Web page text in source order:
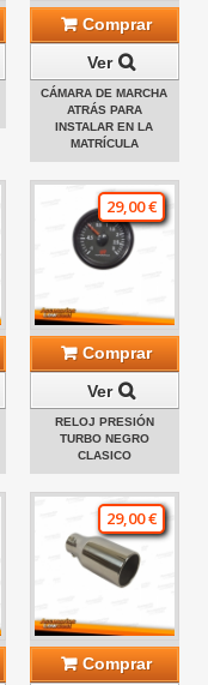
Comprar
Ver
CÁMARA DE MARCHA
ATRÁS PARA
INSTALAR EN LA
MATRÍCULA
29,00 €
Comprar
Ver
RELOJ PRESIÓN
TURBO NEGRO
CLASICO
29,00 €
Comprar